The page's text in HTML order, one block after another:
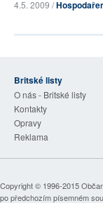
4.5. 2009 /
Britské listy
O nás - Britské listy
Kontakty
Opravy
Reklama
Copyright © 1996-2015
po předchozím písemném